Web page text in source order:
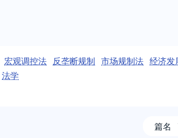
宏观调控法 反垄断规制 市场规制法 经济发
法学